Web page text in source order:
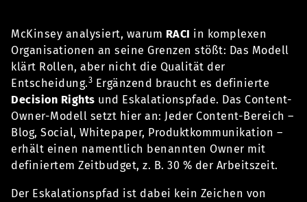
McKinsey analysiert, warum RACI in komplexen
Organisationen an seine Grenzen stößt: Das Modell
klärt Rollen, aber nicht die Qualität der
Entscheidung.3 Ergänzend braucht es definierte
Decision Rights und Eskalationspfade. Das Content-
Owner-Modell setzt hier an: Jeder Content-Bereich –
Blog, Social, Whitepaper, Produktkommunikation –
erhält einen namentlich benannten Owner mit
definiertem Zeitbudget, z. B. 30 % der Arbeitszeit.
Der Eskalationspfad ist dabei kein Zeichen von